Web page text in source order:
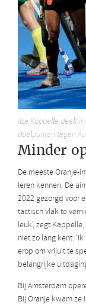
Ilse Kappelle deelt
doelpunten tegen
Minder
De meeste Oranje-
leren kennen. De
2022 gezorgd voor
tactisch vlak te
leuk’, zegt
niet zo lang kent.
erop om vrijuit te
belangrijke
Bij Amsterdam
Bij Oranje kwam ze